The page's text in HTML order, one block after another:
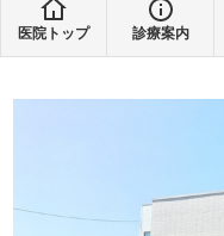
医院トップ 診療案内